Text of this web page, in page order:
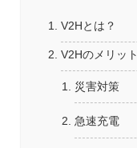
V2Hとは？
V2Hのメリット
災害対策
急速充電